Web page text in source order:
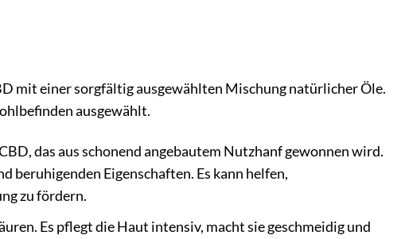
mit einer sorgfältig ausgewählten Mischung natürlicher Öle.
ausgewählt.
das aus schonend angebautem Nutzhanf gewonnen wird.
beruhigenden Eigenschaften. Es kann helfen,
zu fördern.
Es pflegt die Haut intensiv, macht sie geschmeidig und